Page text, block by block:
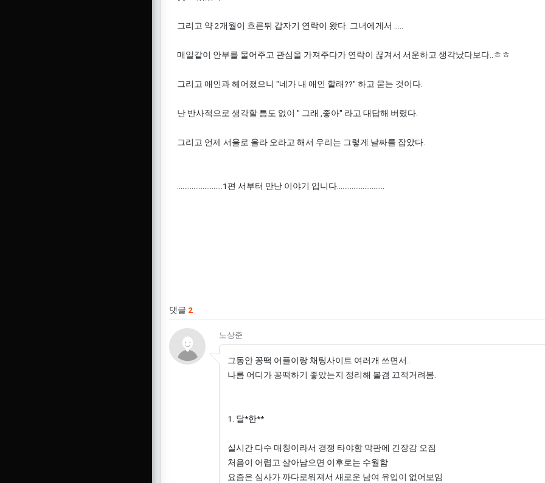
그리고 약 2개월이 흐른뒤 갑자기 연락이 왔다. 그녀에게서 .....
매일같이 안부를 물어주고 관심을 가져주다가 연락이 끊겨서 서운하고 생각났다보다..ㅎㅎ
그리고 애인과 헤어졌으니 "네가 내 애인 할래??" 하고 묻는 것이다.
난 반사적으로 생각할 틈도 없이 " 그래 ,좋아" 라고 대답해 버렸다.
그리고 언제 서울로 올라 오라고 해서 우리는 그렇게 날짜를 잡았다.
.........................1편 서부터 만난 이야기 입니다..........................
댓글 2
노상준님의 댓글
노상준
그동안 꽁떡 어플이랑 채팅사이트 여러개 쓰면서..
나름 어디가 꽁떡하기 좋았는지 정리해 볼겸 끄적거려봄.
1. 달*한**
실시간 다수 매칭이라서 경쟁 타야함 막판에 긴장감 오짐
처음이 어렵고 살아남으면 이후로는 수월함
요즘은 심사가 까다로워져서 새로운 남여 유입이 없어보임